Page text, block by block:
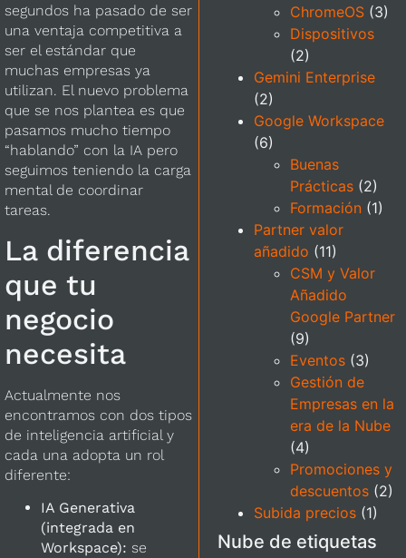
segundos ha pasado de ser
una ventaja competitiva a
ser el estándar que
muchas empresas ya
utilizan. El nuevo problema
que se nos plantea es que
pasamos mucho tiempo
“hablando” con la IA pero
seguimos teniendo la carga
mental de coordinar
tareas.
La diferencia
que tu
negocio
necesita
Actualmente nos
encontramos con dos tipos
de inteligencia artificial y
cada una adopta un rol
diferente:
IA Generativa
(integrada en
Workspace):se
ChromeOS(3)
Dispositivos
(2)
Gemini Enterprise
(2)
Google Workspace
(6)
Buenas
Prácticas(2)
Formación (1)
Partner valor
añadido (11)
CSM y Valor
Añadido
Google Partner
(9)
Eventos(3)
Gestión de
Empresas en la
era de la Nube
(4)
Promociones y
descuentos(2)
Subida precios(1)
Nube de etiquetas